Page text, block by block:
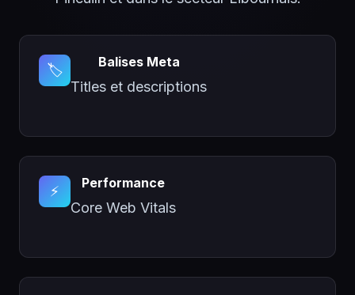
🏷️ Balises Meta
Titles et descriptions
⚡ Performance
Core Web Vitals